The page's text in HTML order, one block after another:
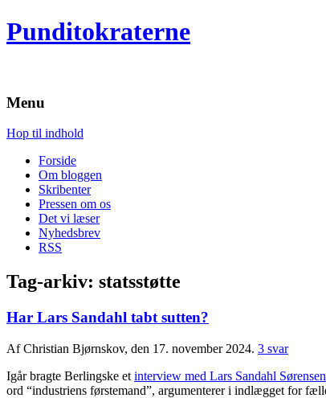
Punditokraterne
Menu
Hop til indhold
Forside
Om bloggen
Skribenter
Pressen om os
Det vi læser
Nyhedsbrev
RSS
Tag-arkiv: statsstøtte
Har Lars Sandahl tabt sutten?
Af Christian Bjørnskov, den 17. november 2024. 3 svar
Igår bragte Berlingske et interview med Lars Sandahl Sørensen
ord “industriens førstemand”, argumenterer i indlægget for